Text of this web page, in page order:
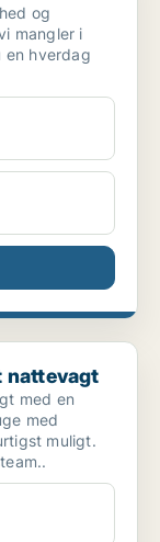
og
mangler i
en hverdag
nattevagt
med en
med
muligt.